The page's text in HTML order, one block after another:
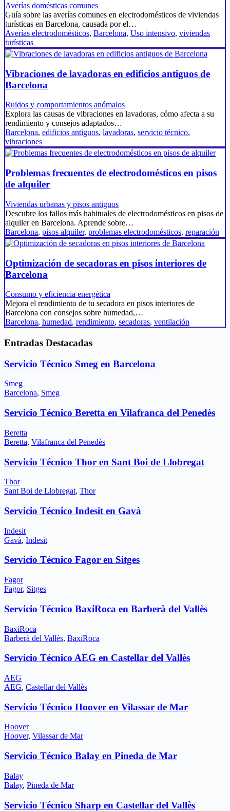
Averías domésticas comunes
Guía sobre las averías comunes en electrodomésticos de viviendas
turísticas en Barcelona, causada por el…
Averías electrodomésticos, Barcelona, Uso intensivo, viviendas
turísticas
Vibraciones de lavadoras en edificios antiguos de
Barcelona
Ruidos y comportamientos anómalos
Explora las causas de vibraciones en lavadoras, cómo afecta a su
rendimiento y consejos adaptados…
Barcelona, edificios antiguos, lavadoras, servicio técnico,
vibraciones
Problemas frecuentes de electrodomésticos en pisos
de alquiler
Viviendas urbanas y pisos antiguos
Descubre los fallos más habituales de electrodomésticos en pisos de
alquiler en Barcelona. Aprende sobre…
Barcelona, pisos alquiler, problemas electrodomésticos, reparación
Optimización de secadoras en pisos interiores de
Barcelona
Consumo y eficiencia energética
Mejora el rendimiento de tu secadora en pisos interiores de
Barcelona con consejos sobre humedad,…
Barcelona, humedad, rendimiento, secadoras, ventilación
Entradas Destacadas
Servicio Técnico Smeg en Barcelona
Smeg
Barcelona, Smeg
Servicio Técnico Beretta en Vilafranca del Penedès
Beretta
Beretta, Vilafranca del Penedès
Servicio Técnico Thor en Sant Boi de Llobregat
Thor
Sant Boi de Llobregat, Thor
Servicio Técnico Indesit en Gavà
Indesit
Gavà, Indesit
Servicio Técnico Fagor en Sitges
Fagor
Fagor, Sitges
Servicio Técnico BaxiRoca en Barberà del Vallès
BaxiRoca
Barberà del Vallès, BaxiRoca
Servicio Técnico AEG en Castellar del Vallès
AEG
AEG, Castellar del Vallès
Servicio Técnico Hoover en Vilassar de Mar
Hoover
Hoover, Vilassar de Mar
Servicio Técnico Balay en Pineda de Mar
Balay
Balay, Pineda de Mar
Servicio Técnico Sharp en Castellar del Vallès